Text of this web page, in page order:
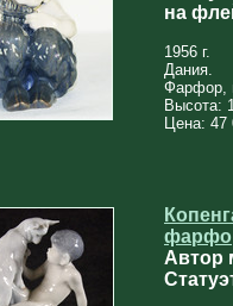
на
1956 г.
Дания.
Фарфор,
Высота:
Цена: 47
Автор